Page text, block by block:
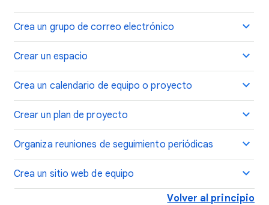
Crea un grupo de correo electrónico
Crear un espacio
Crea un calendario de equipo o proyecto
Crear un plan de proyecto
Organiza reuniones de seguimiento periódicas
Crea un sitio web de equipo
Volver al principio